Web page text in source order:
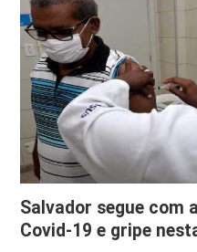
Salvador segue com
Covid-19 e gripe